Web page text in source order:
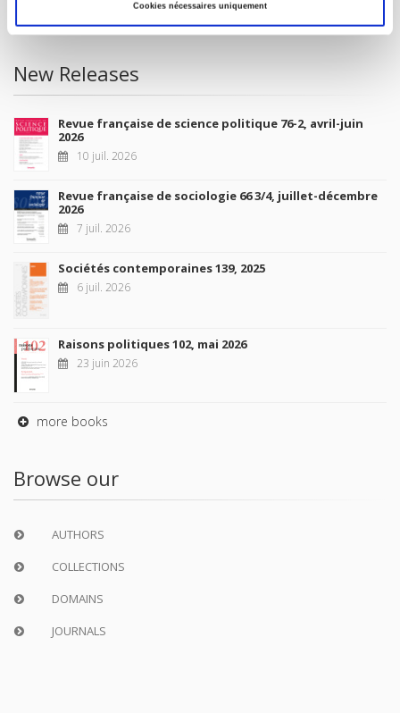
Cookies nécessaires uniquement
New Releases
Revue française de science politique 76-2, avril-juin
2026
10 juil. 2026
Revue française de sociologie 66 3/4, juillet-décembre
2026
7 juil. 2026
Sociétés contemporaines 139, 2025
6 juil. 2026
Raisons politiques 102, mai 2026
23 juin 2026
more books
Browse our
AUTHORS
COLLECTIONS
DOMAINS
JOURNALS